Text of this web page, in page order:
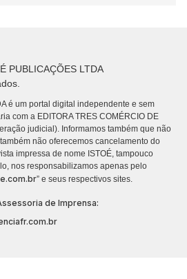
PUBLICAÇÕES LTDA
é um portal digital independente e sem
com a EDITORA TRES COMÉRCIO DE
judicial). Informamos também que não
não oferecemos cancelamento do
impressa de nome ISTOÉ, tampouco
nos responsabilizamos apenas pelo
” e seus respectivos sites.
de Imprensa: